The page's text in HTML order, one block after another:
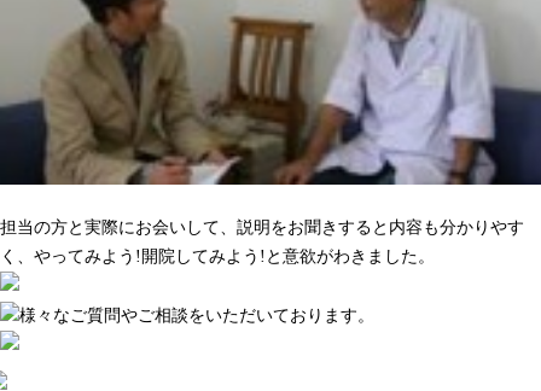
担当の方と実際にお会いして、説明をお聞きすると内容も分かりやす
く、やってみよう!開院してみよう!と意欲がわきました。